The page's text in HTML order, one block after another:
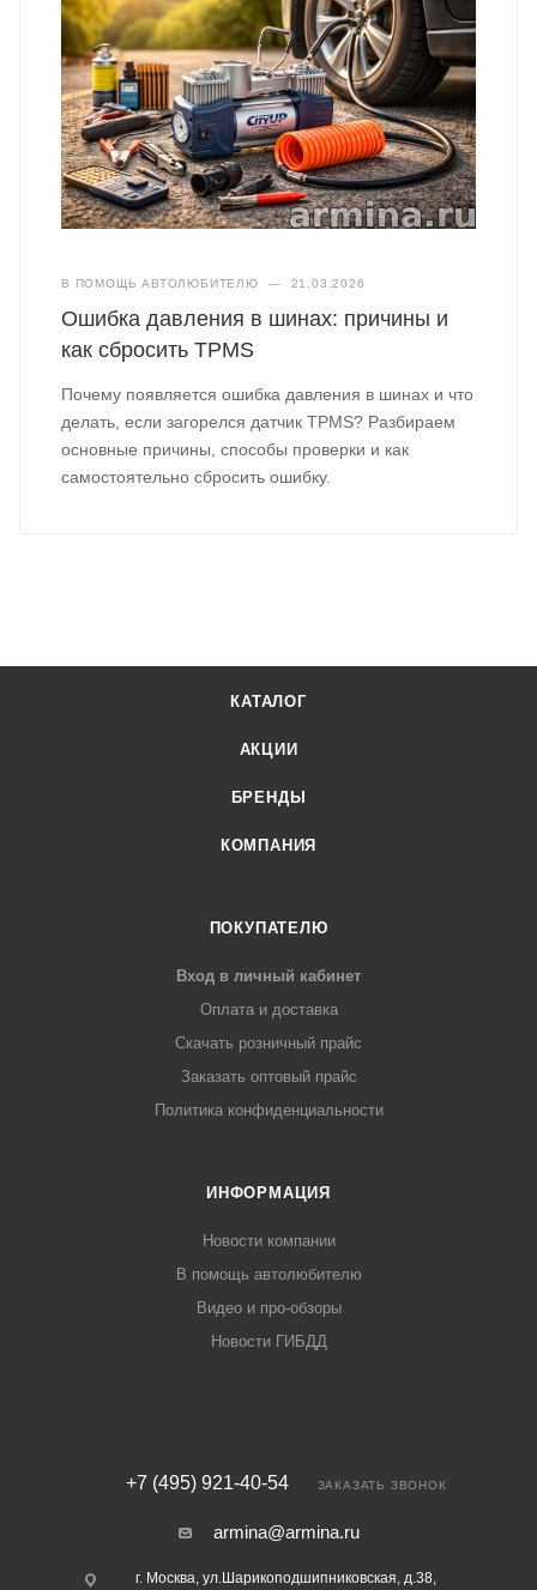
В ПОМОЩЬ АВТОЛЮБИТЕЛЮ — 21.03.2026
Ошибка давления в шинах: причины и
как сбросить TPMS
Почему появляется ошибка давления в шинах и что
делать, если загорелся датчик TPMS? Разбираем
основные причины, способы проверки и как
самостоятельно сбросить ошибку.
КАТАЛОГ
АКЦИИ
БРЕНДЫ
КОМПАНИЯ
ПОКУПАТЕЛЮ
Вход в личный кабинет
Оплата и доставка
Скачать розничный прайс
Заказать оптовый прайс
Политика конфиденциальности
ИНФОРМАЦИЯ
Новости компании
В помощь автолюбителю
Видео и про-обзоры
Новости ГИБДД
+7 (495) 921-40-54 ЗАКАЗАТЬ ЗВОНОК
armina@armina.ru
г. Москва, ул.Шарикоподшипниковская, д.38,